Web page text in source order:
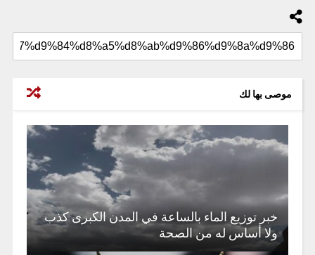
موصى بها لك
خبر توزيع الماء بالساعة في المدن الكبرى كذب
ولا أساس له من الصحة